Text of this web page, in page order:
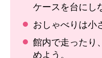
ケースを台にし
おしゃべりは小
館内で走ったり
めよう。